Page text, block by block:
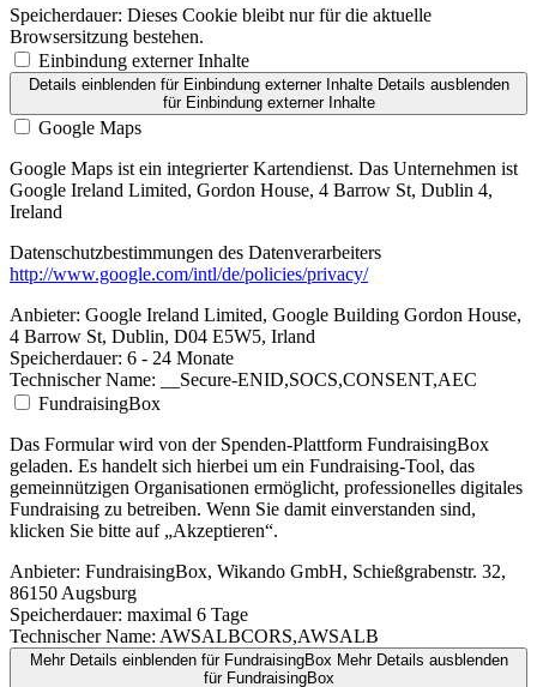
Speicherdauer: Dieses Cookie bleibt nur für die aktuelle
Browsersitzung bestehen.
Einbindung externer Inhalte
Details einblendenfür Einbindung externer Inhalte Details ausblenden
für Einbindung externer Inhalte
Google Maps
Google Maps ist ein integrierter Kartendienst. Das Unternehmen ist
Google Ireland Limited, Gordon House, 4 Barrow St, Dublin 4,
Ireland
Datenschutzbestimmungen des Datenverarbeiters
http://www.google.com/intl/de/policies/privacy/
Anbieter: Google Ireland Limited, Google Building Gordon House,
4 Barrow St, Dublin, D04 E5W5, Irland
Speicherdauer: 6 - 24 Monate
Technischer Name: __Secure-ENID,SOCS,CONSENT,AEC
FundraisingBox
Das Formular wird von der Spenden-Plattform FundraisingBox
geladen. Es handelt sich hierbei um ein Fundraising-Tool, das
gemeinnützigen Organisationen ermöglicht, professionelles digitales
Fundraising zu betreiben. Wenn Sie damit einverstanden sind,
klicken Sie bitte auf „Akzeptieren“.
Anbieter: FundraisingBox, Wikando GmbH, Schießgrabenstr. 32,
86150 Augsburg
Speicherdauer: maximal 6 Tage
Technischer Name: AWSALBCORS,AWSALB
Mehr Details einblendenfür FundraisingBox Mehr Details ausblenden
für FundraisingBox